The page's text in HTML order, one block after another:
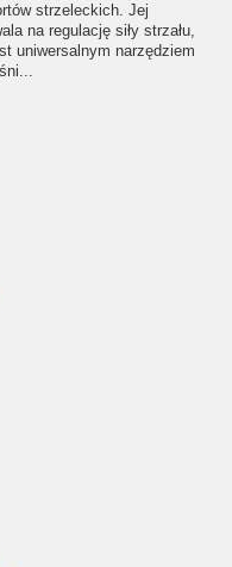
strzeleckich. Jej
na regulację siły strzału,
uniwersalnym narzędziem